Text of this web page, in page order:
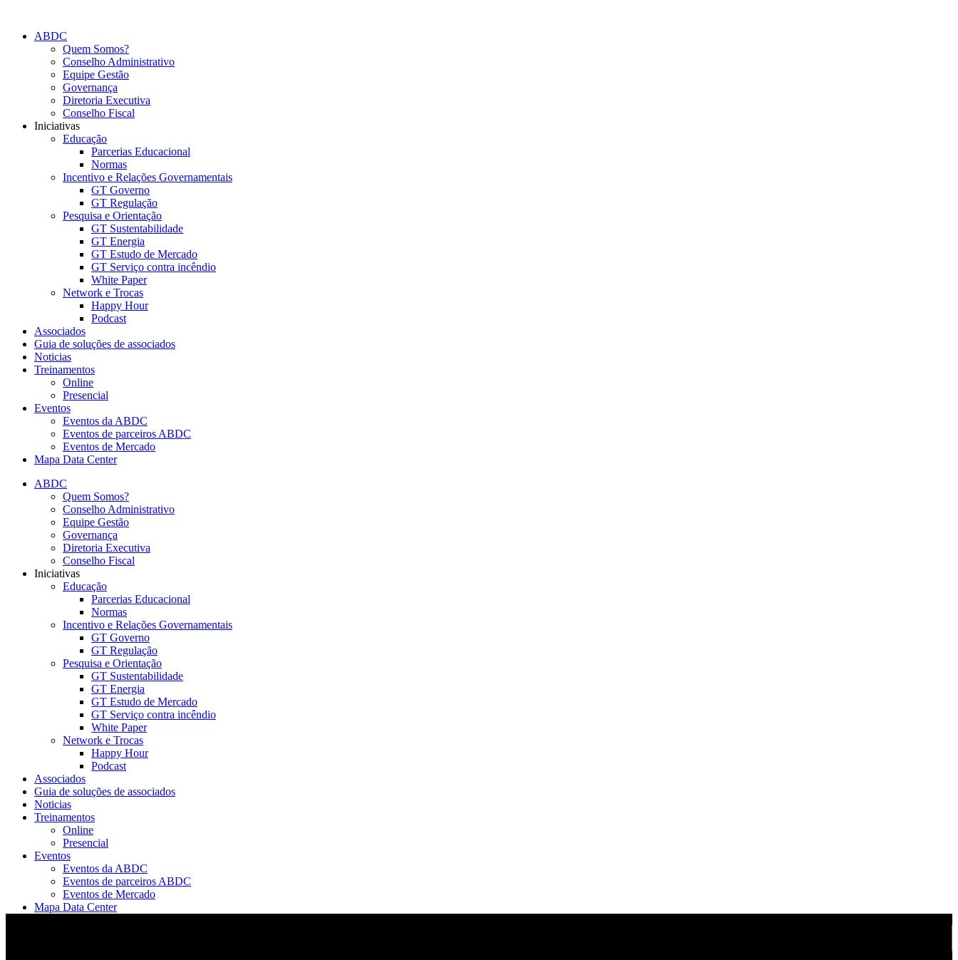
ABDC
Quem Somos?
Conselho Administrativo
Equipe Gestão
Governança
Diretoria Executiva
Conselho Fiscal
Iniciativas
Educação
Parcerias Educacional
Normas
Incentivo e Relações Governamentais
GT Governo
GT Regulação
Pesquisa e Orientação
GT Sustentabilidade
GT Energia
GT Estudo de Mercado
GT Serviço contra incêndio
White Paper
Network e Trocas
Happy Hour
Podcast
Associados
Guia de soluções de associados
Noticias
Treinamentos
Online
Presencial
Eventos
Eventos da ABDC
Eventos de parceiros ABDC
Eventos de Mercado
Mapa Data Center
ABDC
Quem Somos?
Conselho Administrativo
Equipe Gestão
Governança
Diretoria Executiva
Conselho Fiscal
Iniciativas
Educação
Parcerias Educacional
Normas
Incentivo e Relações Governamentais
GT Governo
GT Regulação
Pesquisa e Orientação
GT Sustentabilidade
GT Energia
GT Estudo de Mercado
GT Serviço contra incêndio
White Paper
Network e Trocas
Happy Hour
Podcast
Associados
Guia de soluções de associados
Noticias
Treinamentos
Online
Presencial
Eventos
Eventos da ABDC
Eventos de parceiros ABDC
Eventos de Mercado
Mapa Data Center